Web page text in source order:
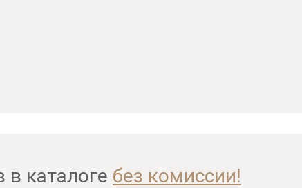
каталоге без комиссии!